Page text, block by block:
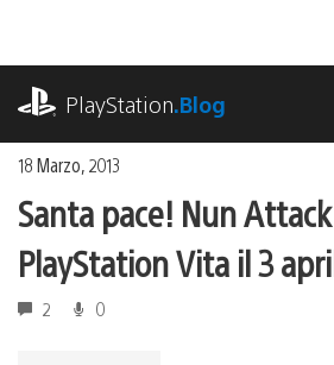
contenuto
PlayStation.Blog
18 Marzo, 2013
Santa pace! Nun
PlayStation Vita il 3
2 0